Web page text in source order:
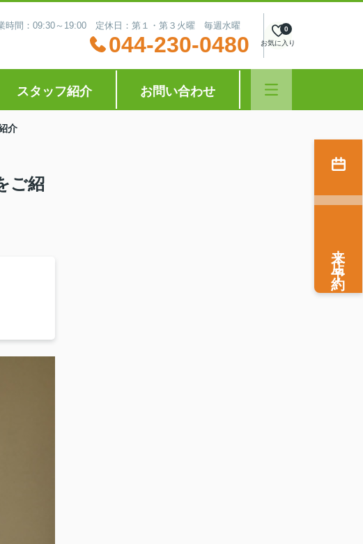
時間：09:30～19:00 定休日：第１・第３火曜 毎週水曜
044-230-0480 お気に入り
0
スタッフ紹介 お問い合わせ
介
ご紹
来店予約